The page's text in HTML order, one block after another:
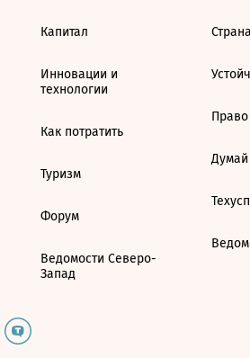
Капитал
Инновации и
технологии
Как потратить
Туризм
Форум
Ведомости Северо-
Запад
Страна
Право
Думай